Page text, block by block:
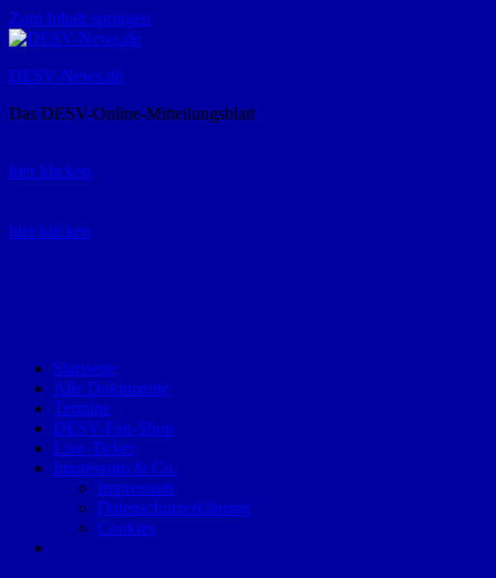
Zum Inhalt springen
DESV-News.de
Das DESV-Online-Mitteilungsblatt
hier klicken
hier klicken
Startseite
Alle Dokumente
Termine
DESV-Fan-Shop
Live-Ticker
Impressum & Co.
Impressum
Datenschutzerklärung
Cookies